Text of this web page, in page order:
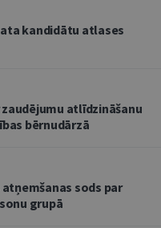
kandidātu atlases
atlīdzināšanu
bērnudārzā
sods par
grupā